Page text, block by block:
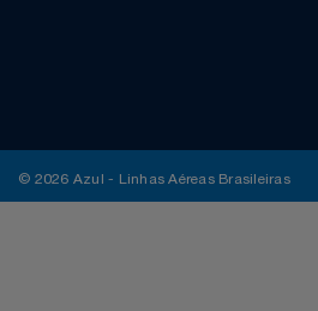
© 2026 Azul - Linhas Aéreas Brasileiras